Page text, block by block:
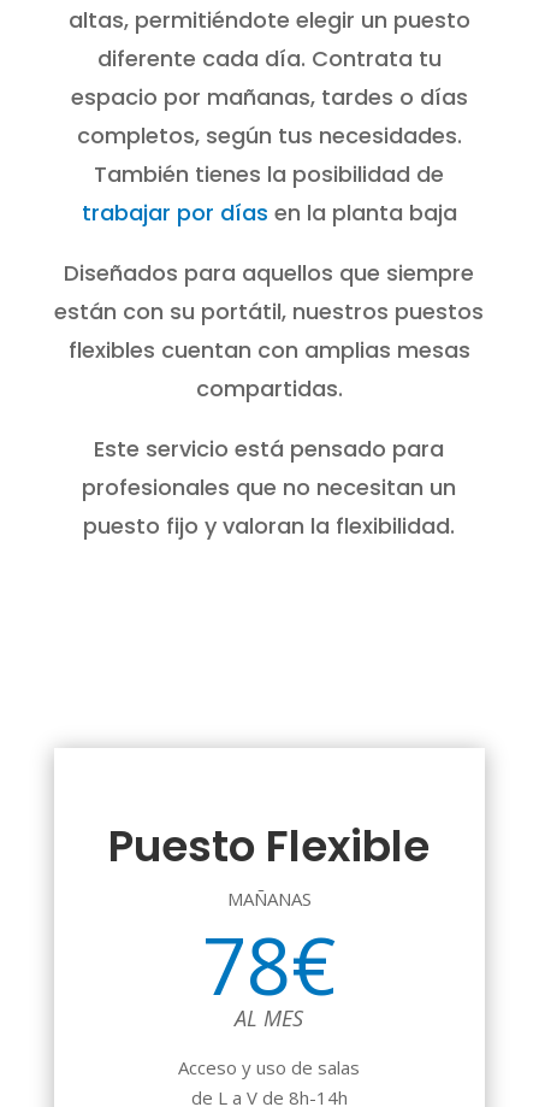
altas, permitiéndote elegir un puesto
diferente cada día. Contrata tu
espacio por mañanas, tardes o días
completos, según tus necesidades.
También tienes la posibilidad de
trabajar por días en la planta baja
Diseñados para aquellos que siempre
están con su portátil, nuestros puestos
flexibles cuentan con amplias mesas
compartidas.
Este servicio está pensado para
profesionales que no necesitan un
puesto fijo y valoran la flexibilidad.
Puesto Flexible
MAÑANAS
78€
AL MES
Acceso y uso de salas
de L a V de 8h-14h